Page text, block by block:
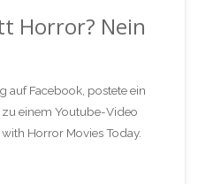
Horror? Nein
auf Facebook, postete ein
einem Youtube-Video
Horror Movies Today.